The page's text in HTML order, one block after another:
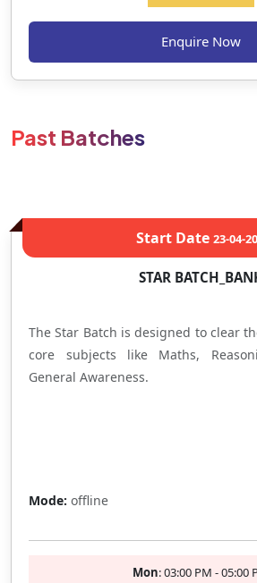
Enquire Now
Past Batches
Start Date 23-04-
STAR
The Star Batch is designed to clear
core subjects like Maths,
General Awareness.
Mode: offline
Mon: 03:00 PM - 05:00